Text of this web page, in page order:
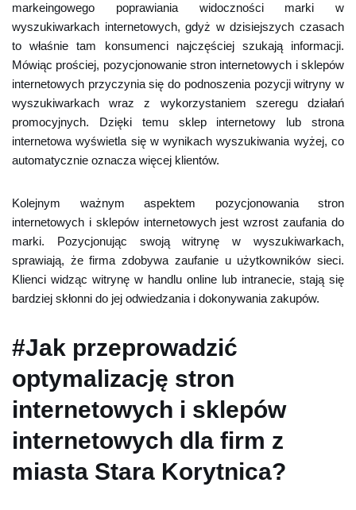
markeingowego poprawiania widoczności marki w
wyszukiwarkach internetowych, gdyż w dzisiejszych czasach
to właśnie tam konsumenci najczęściej szukają informacji.
Mówiąc prościej, pozycjonowanie stron internetowych i sklepów
internetowych przyczynia się do podnoszenia pozycji witryny w
wyszukiwarkach wraz z wykorzystaniem szeregu działań
promocyjnych. Dzięki temu sklep internetowy lub strona
internetowa wyświetla się w wynikach wyszukiwania wyżej, co
automatycznie oznacza więcej klientów.
Kolejnym ważnym aspektem pozycjonowania stron
internetowych i sklepów internetowych jest wzrost zaufania do
marki. Pozycjonując swoją witrynę w wyszukiwarkach,
sprawiają, że firma zdobywa zaufanie u użytkowników sieci.
Klienci widząc witrynę w handlu online lub intranecie, stają się
bardziej skłonni do jej odwiedzania i dokonywania zakupów.
#Jak przeprowadzić
optymalizację stron
internetowych i sklepów
internetowych dla firm z
miasta Stara Korytnica?